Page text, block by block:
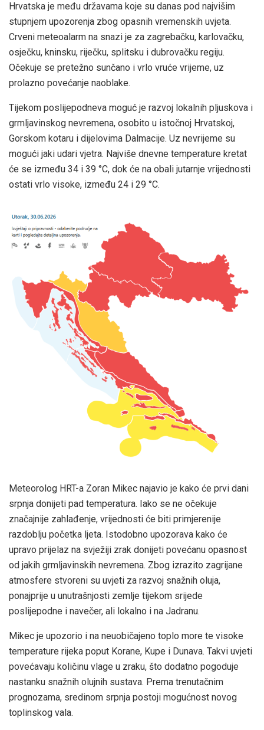
Hrvatska je među državama koje su danas pod najvišim
stupnjem upozorenja zbog opasnih vremenskih uvjeta.
Crveni meteoalarm na snazi je za zagrebačku, karlovačku,
osječku, kninsku, riječku, splitsku i dubrovačku regiju.
Očekuje se pretežno sunčano i vrlo vruće vrijeme, uz
prolazno povećanje naoblake.
Tijekom poslijepodneva moguć je razvoj lokalnih pljuskova i
grmljavinskog nevremena, osobito u istočnoj Hrvatskoj,
Gorskom kotaru i dijelovima Dalmacije. Uz nevrijeme su
mogući jaki udari vjetra. Najviše dnevne temperature kretat
će se između 34 i 39 °C, dok će na obali jutarnje vrijednosti
ostati vrlo visoke, između 24 i 29 °C.
Meteorolog HRT-a Zoran Mikec najavio je kako će prvi dani
srpnja donijeti pad temperatura. Iako se ne očekuje
značajnije zahlađenje, vrijednosti će biti primjerenije
razdoblju početka ljeta. Istodobno upozorava kako će
upravo prijelaz na svježiji zrak donijeti povećanu opasnost
od jakih grmljavinskih nevremena. Zbog izrazito zagrijane
atmosfere stvoreni su uvjeti za razvoj snažnih oluja,
ponajprije u unutrašnjosti zemlje tijekom srijede
poslijepodne i navečer, ali lokalno i na Jadranu.
Mikec je upozorio i na neuobičajeno toplo more te visoke
temperature rijeka poput Korane, Kupe i Dunava. Takvi uvjeti
povećavaju količinu vlage u zraku, što dodatno pogoduje
nastanku snažnih olujnih sustava. Prema trenutačnim
prognozama, sredinom srpnja postoji mogućnost novog
toplinskog vala.